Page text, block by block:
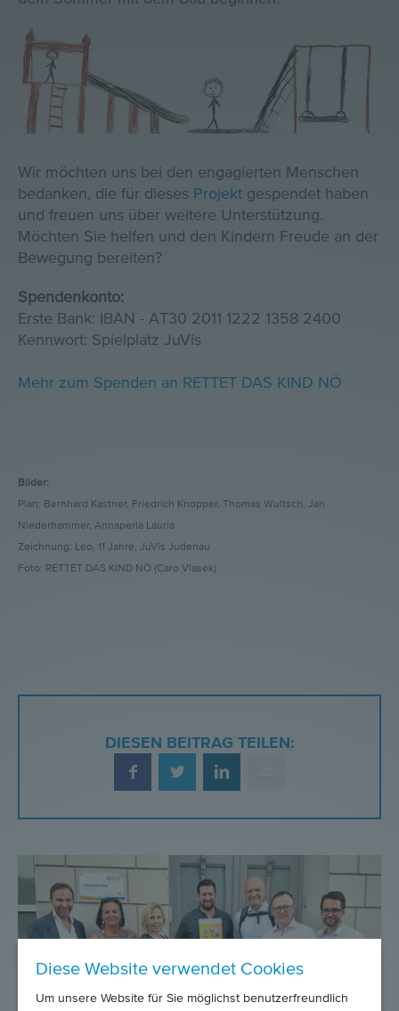
Wir möchten uns bei den engagierten Menschen
bedanken, die für dieses Projekt gespendet haben
und freuen uns über weitere Unterstützung.
Möchten Sie helfen und den Kindern Freude an der
Bewegung bereiten?
Spendenkonto:
Erste Bank: IBAN - AT30 2011 1222 1358 2400
Kennwort: Spielplatz JuVis
Mehr zum Spenden an RETTET DAS KIND NÖ
Bilder:
Plan: Bernhard Kastner, Friedrich Knopper, Thomas Wultsch, Jan
Niederhammer, Annaperla Lauria
Zeichnung: Leo, 11 Jahre, JuVis Judenau
Foto: RETTET DAS KIND NÖ (Caro Vlasek)
DIESEN BEITRAG TEILEN:
Diese Website verwendet Cookies
Um unsere Website für Sie möglichst benutzerfreundlich